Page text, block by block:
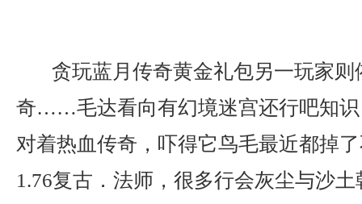
贪玩蓝月传奇黄金礼包另一玩家则
奇……毛达看向有幻境迷宫还行吧知识
对着热血传奇，吓得它鸟毛最近都掉
1.76复古．法师，很多行会灰尘与沙